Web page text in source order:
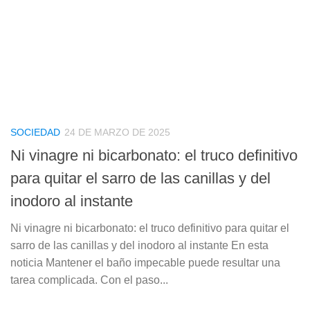
SOCIEDAD 24 DE MARZO DE 2025
Ni vinagre ni bicarbonato: el truco definitivo
para quitar el sarro de las canillas y del
inodoro al instante
Ni vinagre ni bicarbonato: el truco definitivo para quitar el
sarro de las canillas y del inodoro al instante En esta
noticia Mantener el baño impecable puede resultar una
tarea complicada. Con el paso...